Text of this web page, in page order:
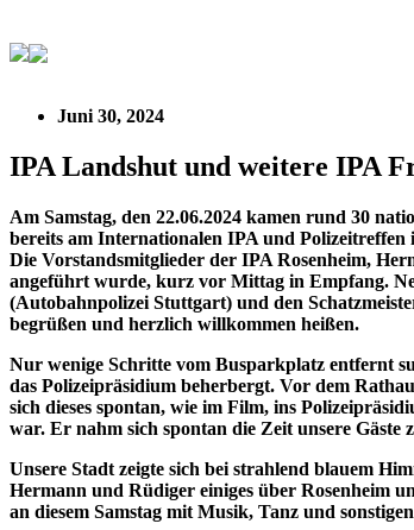
Juni 30, 2024
IPA Landshut und weitere IPA
Am Samstag, den 22.06.2024 kamen rund 30
bereits am Internationalen IPA und Polizeitreffen
Die Vorstandsmitglieder der IPA Rosenheim,
angeführt wurde, kurz vor Mittag in Empfang.
(Autobahnpolizei Stuttgart) und den
begrüßen und herzlich willkommen heißen.
Nur wenige Schritte vom Busparkplatz entfernt
das Polizeipräsidium beherbergt. Vor dem
sich dieses spontan, wie im Film, ins
war. Er nahm sich spontan die Zeit unsere
Unsere Stadt zeigte sich bei strahlend blauem
Hermann und Rüdiger einiges über Rosenheim
an diesem Samstag mit Musik, Tanz und